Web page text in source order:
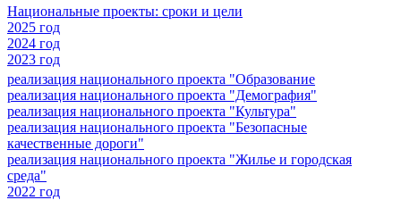
Национальные проекты: сроки и цели
2025 год
2024 год
2023 год
реализация национального проекта "Образование
реализация национального проекта "Демография"
реализация национального проекта "Культура"
реализация национального проекта "Безопасные
качественные дороги"
реализация национального проекта "Жилье и городская
среда"
2022 год